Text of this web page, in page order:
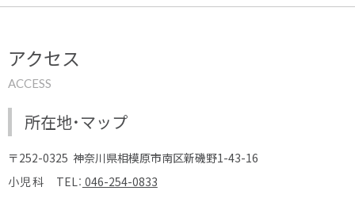
アクセス
ACCESS
所在地・マップ
〒252-0325 神奈川県相模原市南区新磯野1-43-16
小児科
TEL： 046-254-0833